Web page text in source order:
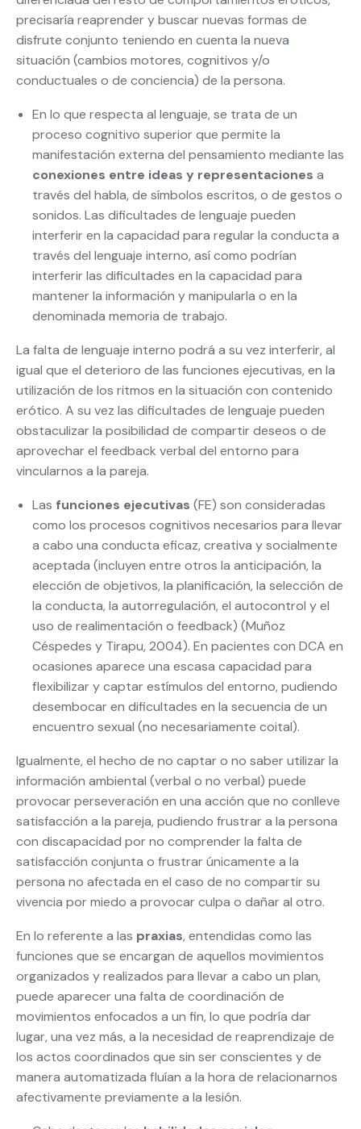
precisaría reaprender y buscar nuevas formas de
disfrute conjunto teniendo en cuenta la nueva
situación (cambios motores, cognitivos y/o
conductuales o de conciencia) de la persona.
En lo que respecta al lenguaje, se trata de un
proceso cognitivo superior que permite la
manifestación externa del pensamiento mediante las
conexiones entre ideas y representaciones a
través del habla, de símbolos escritos, o de gestos o
sonidos. Las dificultades de lenguaje pueden
interferir en la capacidad para regular la conducta a
través del lenguaje interno, así como podrían
interferir las dificultades en la capacidad para
mantener la información y manipularla o en la
denominada memoria de trabajo.
La falta de lenguaje interno podrá a su vez interferir, al
igual que el deterioro de las funciones ejecutivas, en la
utilización de los ritmos en la situación con contenido
erótico. A su vez las dificultades de lenguaje pueden
obstaculizar la posibilidad de compartir deseos o de
aprovechar el feedback verbal del entorno para
vincularnos a la pareja.
Las funciones ejecutivas (FE) son consideradas
como los procesos cognitivos necesarios para llevar
a cabo una conducta eficaz, creativa y socialmente
aceptada (incluyen entre otros la anticipación, la
elección de objetivos, la planificación, la selección de
la conducta, la autorregulación, el autocontrol y el
uso de realimentación o feedback) (Muñoz
Céspedes y Tirapu, 2004). En pacientes con DCA en
ocasiones aparece una escasa capacidad para
flexibilizar y captar estímulos del entorno, pudiendo
desembocar en dificultades en la secuencia de un
encuentro sexual (no necesariamente coital).
Igualmente, el hecho de no captar o no saber utilizar la
información ambiental (verbal o no verbal) puede
provocar perseveración en una acción que no conlleve
satisfacción a la pareja, pudiendo frustrar a la persona
con discapacidad por no comprender la falta de
satisfacción conjunta o frustrar únicamente a la
persona no afectada en el caso de no compartir su
vivencia por miedo a provocar culpa o dañar al otro.
En lo referente a las praxias, entendidas como las
funciones que se encargan de aquellos movimientos
organizados y realizados para llevar a cabo un plan,
puede aparecer una falta de coordinación de
movimientos enfocados a un fin, lo que podría dar
lugar, una vez más, a la necesidad de reaprendizaje de
los actos coordinados que sin ser conscientes y de
manera automatizada fluían a la hora de relacionarnos
afectivamente previamente a la lesión.